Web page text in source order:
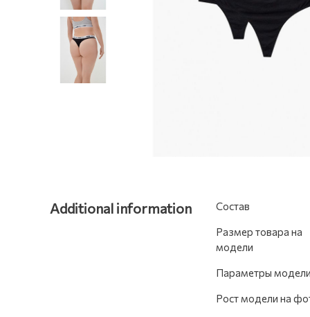
Additional information Состав
Размер товара на
модели
Параметры модели
Рост модели на